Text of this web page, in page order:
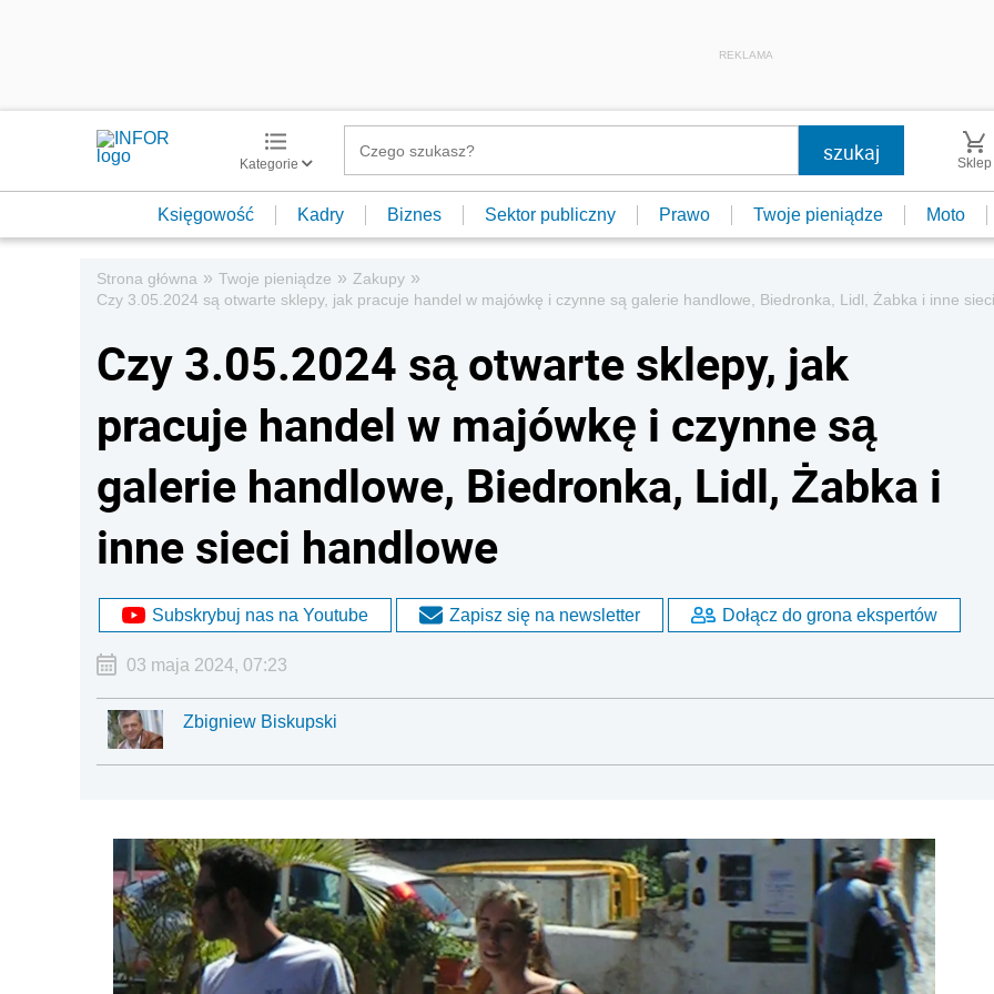
REKLAMA
Kategorie Sklep
Księgowość Kadry Biznes Sektor publiczny Prawo Twoje pieniądze Moto
Strona główna » Twoje pieniądze » Zakupy »
Czy 3.05.2024 są otwarte sklepy, jak pracuje handel w majówkę i czynne są galerie handlowe, Biedronka, Lidl, Żabka i inne
Czy 3.05.2024 są otwarte sklepy, jak
pracuje handel w majówkę i czynne są
galerie handlowe, Biedronka, Lidl, Żabka i
inne sieci handlowe
Subskrybuj nas na Youtube Zapisz się na newsletter Dołącz do grona ekspertów
03 maja 2024, 07:23
Zbigniew Biskupski